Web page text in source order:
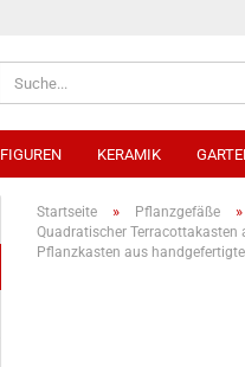
FIGUREN KERAMIK
Startseite » Pflanzgefäße »
Quadratischer
Pflanzkasten aus